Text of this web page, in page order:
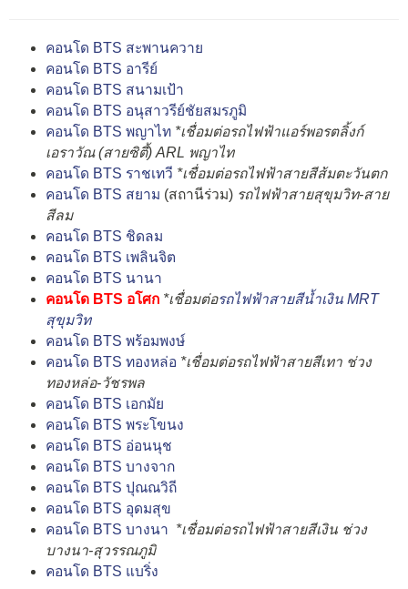
คอนโด BTS สะพานควาย
คอนโด BTS อารีย์
คอนโด BTS สนามเป้า
คอนโด BTS อนุสาวรีย์ชัยสมรภูมิ
คอนโด BTS พญาไท *เชื่อมต่อรถไฟฟ้าแอร์พอรตลิ้งก์
เอราวัณ (สายซิตี้) ARL พญาไท
คอนโด BTS ราชเทวี *เชื่อมต่อรถไฟฟ้าสายสีส้มตะวันตก
คอนโด BTS สยาม (สถานีร่วม) รถไฟฟ้าสายสุขุมวิท-สาย
สีลม
คอนโด BTS ชิดลม
คอนโด BTS เพลินจิต
คอนโด BTS นานา
คอนโด BTS อโศก *เชื่อมต่อรถไฟฟ้าสายสีน้ำเงิน MRT
สุขุมวิท
คอนโด BTS พร้อมพงษ์
คอนโด BTS ทองหล่อ *เชื่อมต่อรถไฟฟ้าสายสีเทา ช่วง
ทองหล่อ-วัชรพล
คอนโด BTS เอกมัย
คอนโด BTS พระโขนง
คอนโด BTS อ่อนนุช
คอนโด BTS บางจาก
คอนโด BTS ปุณณวิถี
คอนโด BTS อุดมสุข
คอนโด BTS บางนา *เชื่อมต่อรถไฟฟ้าสายสีเงิน ช่วง
บางนา-สุวรรณภูมิ
คอนโด BTS แบริ่ง